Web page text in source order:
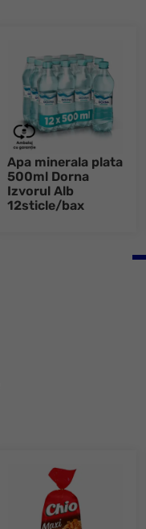
Apa minerala plata
500ml Dorna
Izvorul Alb
12sticle/bax